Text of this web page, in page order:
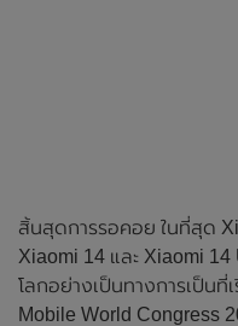
สิ้นสุดการรอคอย ในที่สุด
Xiaomi 14 และ Xiaomi
โลกอย่างเป็นทางการเป็นที่
Mobile World Congress